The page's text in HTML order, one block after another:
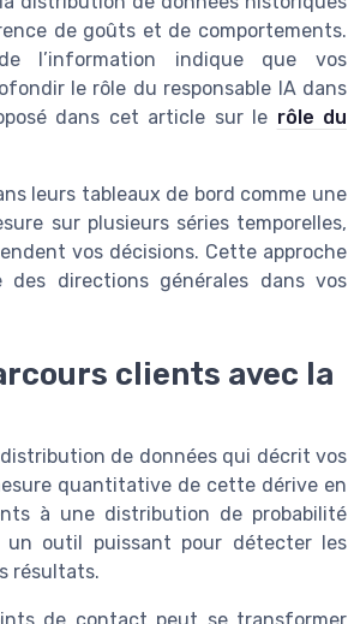
de goûts et de comportements.
l’information indique que vos
le rôle du responsable IA dans
dans cet article sur le rôle du
leurs tableaux de bord comme une
sur plusieurs séries temporelles,
vos décisions. Cette approche
directions générales dans vos
clients avec la
de données qui décrit vos
quantitative de cette dérive en
à une distribution de probabilité
un outil puissant pour détecter les
résultats.